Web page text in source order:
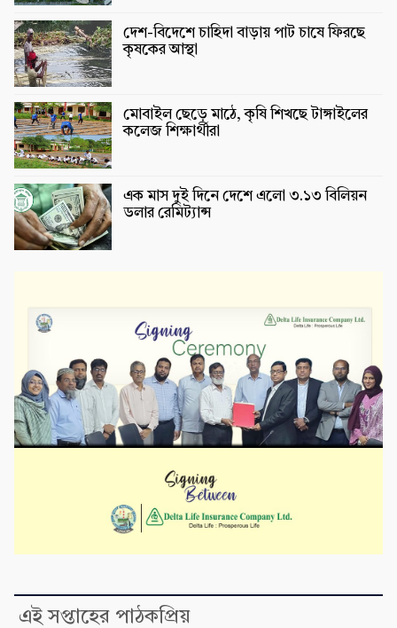
দেশ-বিদেশে চাহিদা বাড়ায় পাট চাষে ফিরছে
কৃষকের আস্থা
মোবাইল ছেড়ে মাঠে, কৃষি শিখছে টাঙ্গাইলের
কলেজ শিক্ষার্থীরা
এক মাস দুই দিনে দেশে এলো ৩.১৩ বিলিয়ন
ডলার রেমিট্যান্স
এই সপ্তাহের পাঠকপ্রিয়